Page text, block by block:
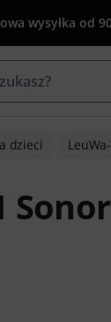
wysyłka od
dzieci